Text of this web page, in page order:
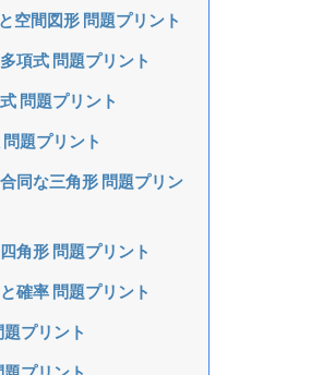
空間図形 問題プリント
項式 問題プリント
問題プリント
題プリント
同な三角形 問題プリン
角形 問題プリント
確率 問題プリント
プリント